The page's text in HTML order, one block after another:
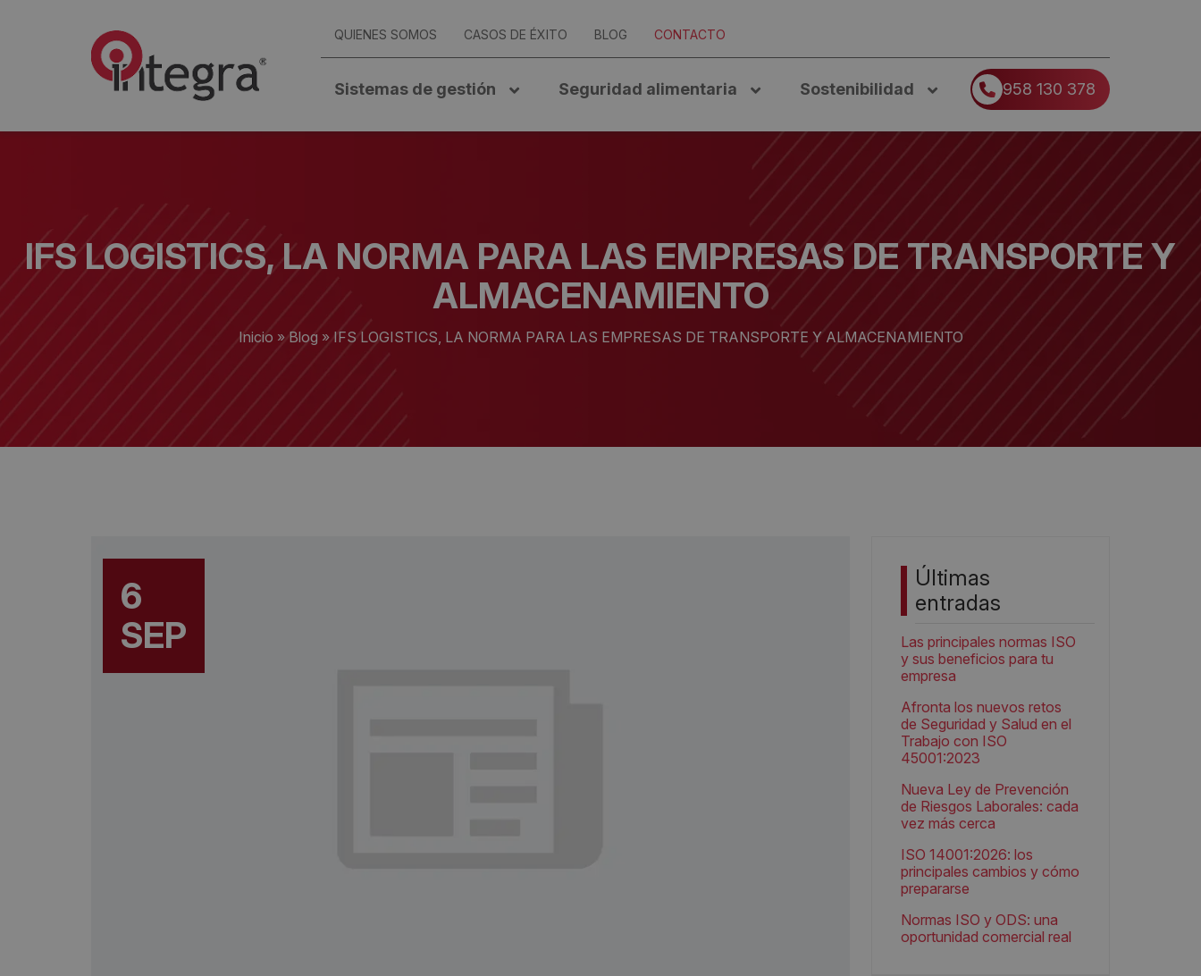
QUIENES SOMOS CASOS DE ÉXITO BLOG CONTACTO
Sistemas de gestión Seguridad alimentaria Sostenibilidad 958 130 378
IFS LOGISTICS, LA NORMA PARA LAS EMPRESAS DE TRANSPORTE Y
ALMACENAMIENTO
Inicio »Blog » IFS LOGISTICS, LA NORMA PARA LAS EMPRESAS DE TRANSPORTE Y ALMACENAMIENTO
6
SEP
Últimas
entradas
Las principales normas ISO
y sus beneficios para tu
empresa
Afronta los nuevos retos
de Seguridad y Salud en el
Trabajo con ISO
45001:2023
Nueva Ley de Prevención
de Riesgos Laborales: cada
vez más cerca
ISO 14001:2026: los
principales cambios y cómo
prepararse
Normas ISO y ODS: una
oportunidad comercial real